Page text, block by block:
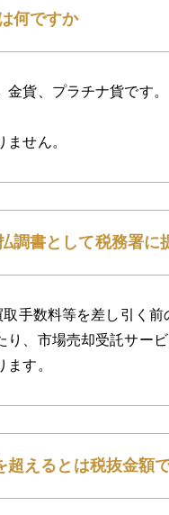
何ですか
貨、プラチナ貨です。
せん。
調書として税務署に
手数料等を差し引く
、市場売却受託サー
す。
えるとは税抜金額